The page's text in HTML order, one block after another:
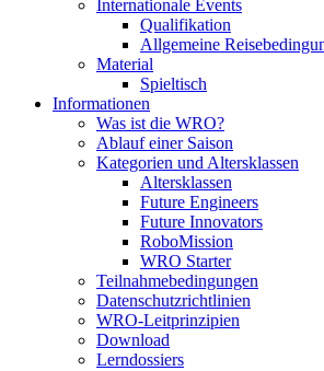
Internationale Events
Qualifikation
Allgemeine
Material
Spieltisch
Informationen
Was ist die WRO?
Ablauf einer Saison
Kategorien und Altersklassen
Altersklassen
Future Engineers
Future Innovators
RoboMission
WRO Starter
Teilnahmebedingungen
Datenschutzrichtlinien
WRO-Leitprinzipien
Download
Lerndossiers